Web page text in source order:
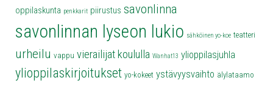
oppilaskunta penkkarit piirustus savonlinna
savonlinnan lyseon lukio sähköinen yo-koe teatteri
urheilu vappu vierailijat koululla Wanhat13 ylioppilasjuhla
ylioppilaskirjoitukset yo-kokeet ystävyysvaihto älylataamo